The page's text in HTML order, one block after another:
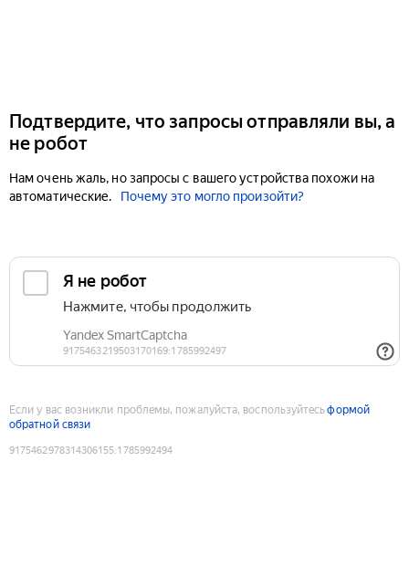
Подтвердите, что запросы отправляли вы, а
не робот
Нам очень жаль, но запросы с вашего устройства похожи на
автоматические.
Почему это могло произойти?
Если у вас возникли проблемы, пожалуйста, воспользуйтесьформой
обратной связи
9175462978314306155:1785992494